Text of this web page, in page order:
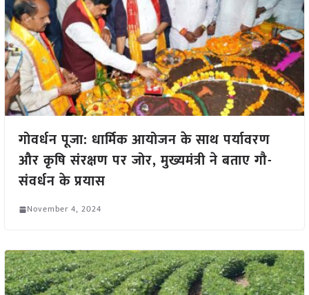
गोवर्धन पूजा: धार्मिक आयोजन के साथ पर्यावरण
और कृषि संरक्षण पर जोर, मुख्यमंत्री ने बताए गौ-
संवर्धन के प्रयास
November 4, 2024